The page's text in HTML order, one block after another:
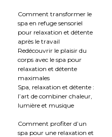
Comment transformer le
spa en refuge sensoriel
pour relaxation et détente
après le travail
Redécouvrir le plaisir du
corps avec le spa pour
relaxation et détente
maximales
Spa, relaxation et détente :
l’art de combiner chaleur,
lumière et musique
Comment profiter d’un
spa pour une relaxation et